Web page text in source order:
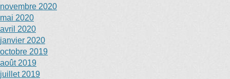
novembre 2020
mai 2020
avril 2020
janvier 2020
octobre 2019
août 2019
juillet 2019